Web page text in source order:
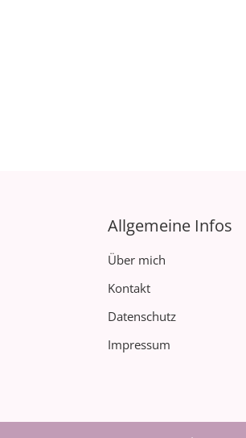
Allgemeine Infos
Über mich
Kontakt
Datenschutz
Impressum